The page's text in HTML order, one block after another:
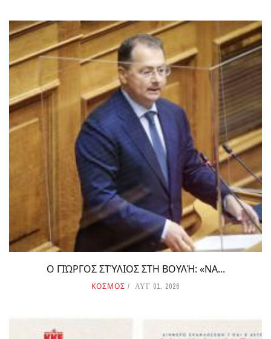
Ο ΓΙΏΡΓΟΣ ΣΤΎΛΙΟΣ ΣΤΗ ΒΟΥΛΉ: «ΝΑ...
ΚΟΣΜΟΣ ΑΥΓ 01, 2026